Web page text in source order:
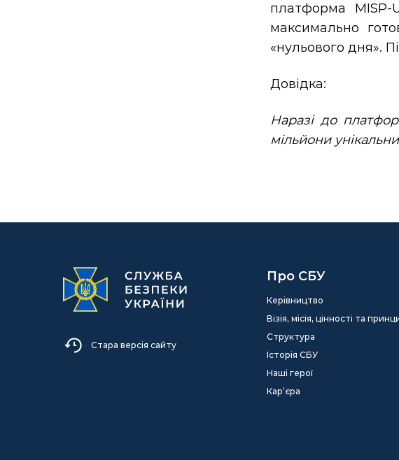
платформа MISP-
максимально
«нульового дня».
Довідка:
Наразі до
мільйони
Стара версія сайту
Про СБУ
Керівництво
Візія, місія, цінності та
Структура
Історія СБУ
Наші герої
Кар’єра